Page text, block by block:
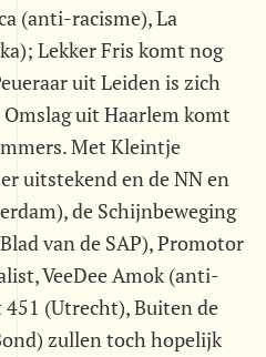
(anti-racisme), La
Lekker Fris komt nog
uit Leiden is zich
uit Haarlem komt
Met Kleintje
uitstekend en de NN en
de Schijnbeweging
van de SAP), Promotor
VeeDee Amok (anti-
(Utrecht), Buiten de
zullen toch hopelijk